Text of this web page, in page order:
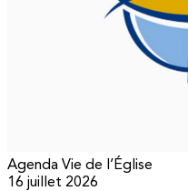
Agenda Vie de l’Église
16 juillet 2026